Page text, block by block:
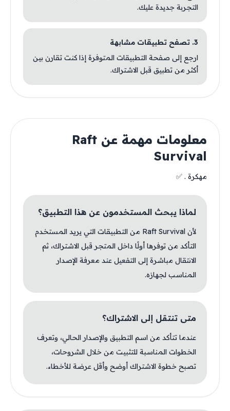
التجربة جديدة عليك.
3. تصفح تطبيقات مشابهة
ارجع إلى صفحة التطبيقات المتوفرة إذا كنت تقارن بين
أكثر من تطبيق قبل الاشتراك.
معلومات مهمة عن Raft
Survival
مهكرة . ✅
لماذا يبحث المستخدمون عن هذا التطبيق؟
لأن Raft Survival من التطبيقات التي يريد المستخدم
التأكد من توفرها أولًا داخل المتجر قبل الاشتراك، ثم
الانتقال مباشرة إلى التفعيل عند معرفة الإصدار
المناسب لجهازه.
متى تنتقل إلى الاشتراك؟
عندما تتأكد من اسم التطبيق والإصدار الحالي، وتعرف
الخطوات المناسبة للتثبيت من خلال الشروحات،
تصبح خطوة الاشتراك أوضح وأقل عرضة للأخطاء.